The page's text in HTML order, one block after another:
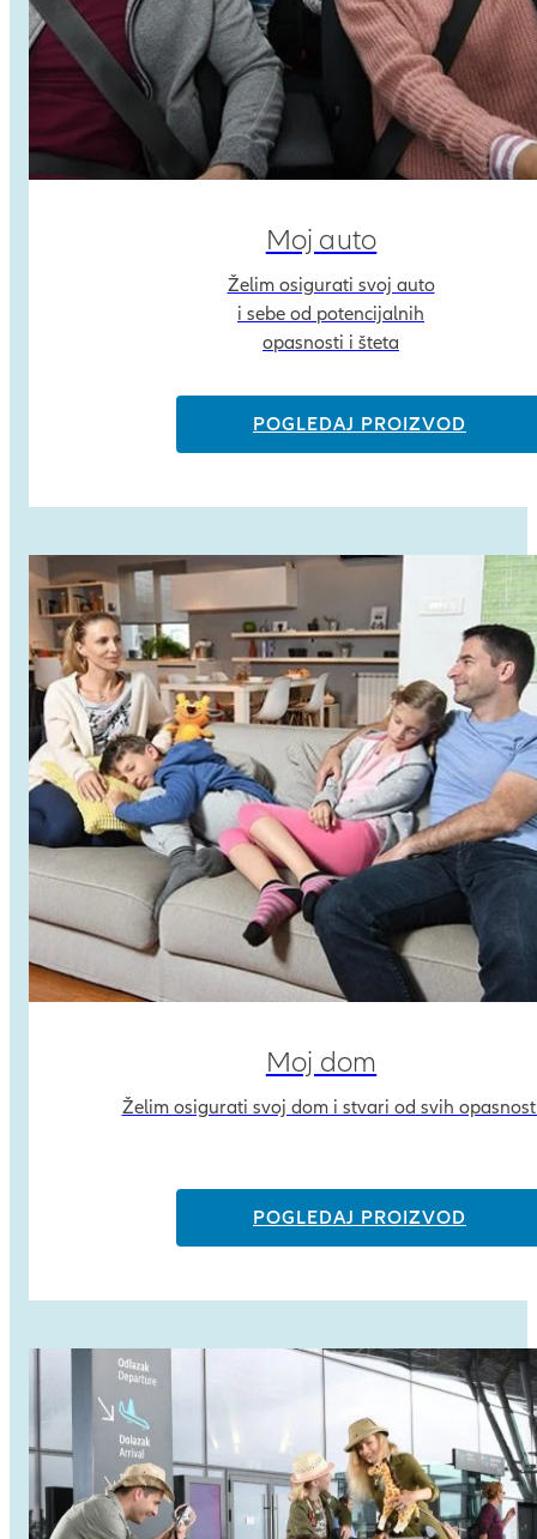
Moj auto
Želim osigurati svoj auto
i sebe od potencijalnih
opasnosti i šteta
POGLEDAJ PROIZVOD
Moj dom
Želim osigurati svoj dom i stvari od svih
POGLEDAJ PROIZVOD